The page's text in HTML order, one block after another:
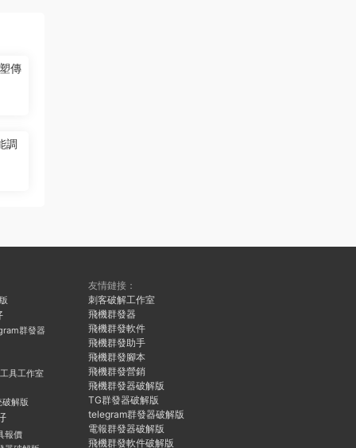
傳
調
群發器
具工作室
解版
報價
友情鏈接：
刺客破解工作室
飛機群發器
飛機群發軟件
飛機群發助手
飛機群發腳本
飛機群發營銷
飛機群發器破解版
TG群發器破解版
telegram群發器破解版
電報群發器破解版
飛機群發軟件破解版